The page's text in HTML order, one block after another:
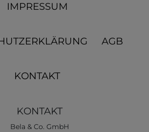
IMPRESSUM
AGB
KONTAKT
KONTAKT
Bela & Co. GmbH